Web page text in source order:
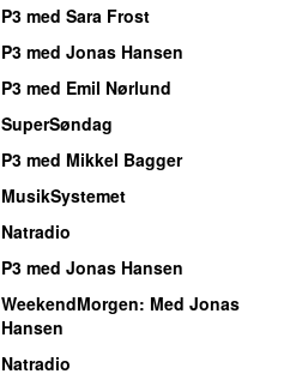
P3 med Sara Frost
P3 med Jonas Hansen
P3 med Emil Nørlund
SuperSøndag
P3 med Mikkel Bagger
MusikSystemet
Natradio
P3 med Jonas Hansen
WeekendMorgen: Med Jonas
Hansen
Natradio